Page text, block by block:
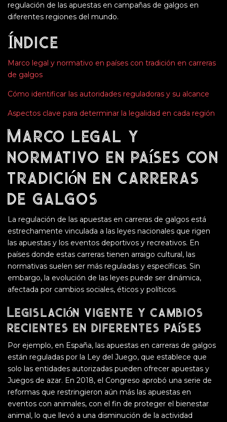
regulación de las apuestas en campañas de galgos en
diferentes regiones del mundo.
Índice
Marco legal y normativo en países con tradición en carreras
de galgos
Cómo identificar las autoridades reguladoras y su alcance
Aspectos clave para determinar la legalidad en cada región
Marco legal y
normativo en países con
tradición en carreras
de galgos
La regulación de las apuestas en carreras de galgos está
estrechamente vinculada a las leyes nacionales que rigen
las apuestas y los eventos deportivos y recreativos. En
países donde estas carreras tienen arraigo cultural, las
normativas suelen ser más reguladas y específicas. Sin
embargo, la evolución de las leyes puede ser dinámica,
afectada por cambios sociales, éticos y políticos.
Legislación vigente y cambios
recientes en diferentes países
Por ejemplo, en España, las apuestas en carreras de galgos
están reguladas por la Ley del Juego, que establece que
solo las entidades autorizadas pueden ofrecer apuestas y
Juegos de azar. En 2018, el Congreso aprobó una serie de
reformas que restringieron aún más las apuestas en
eventos con animales, con el fin de proteger el bienestar
animal, lo que llevó a una disminución de la actividad